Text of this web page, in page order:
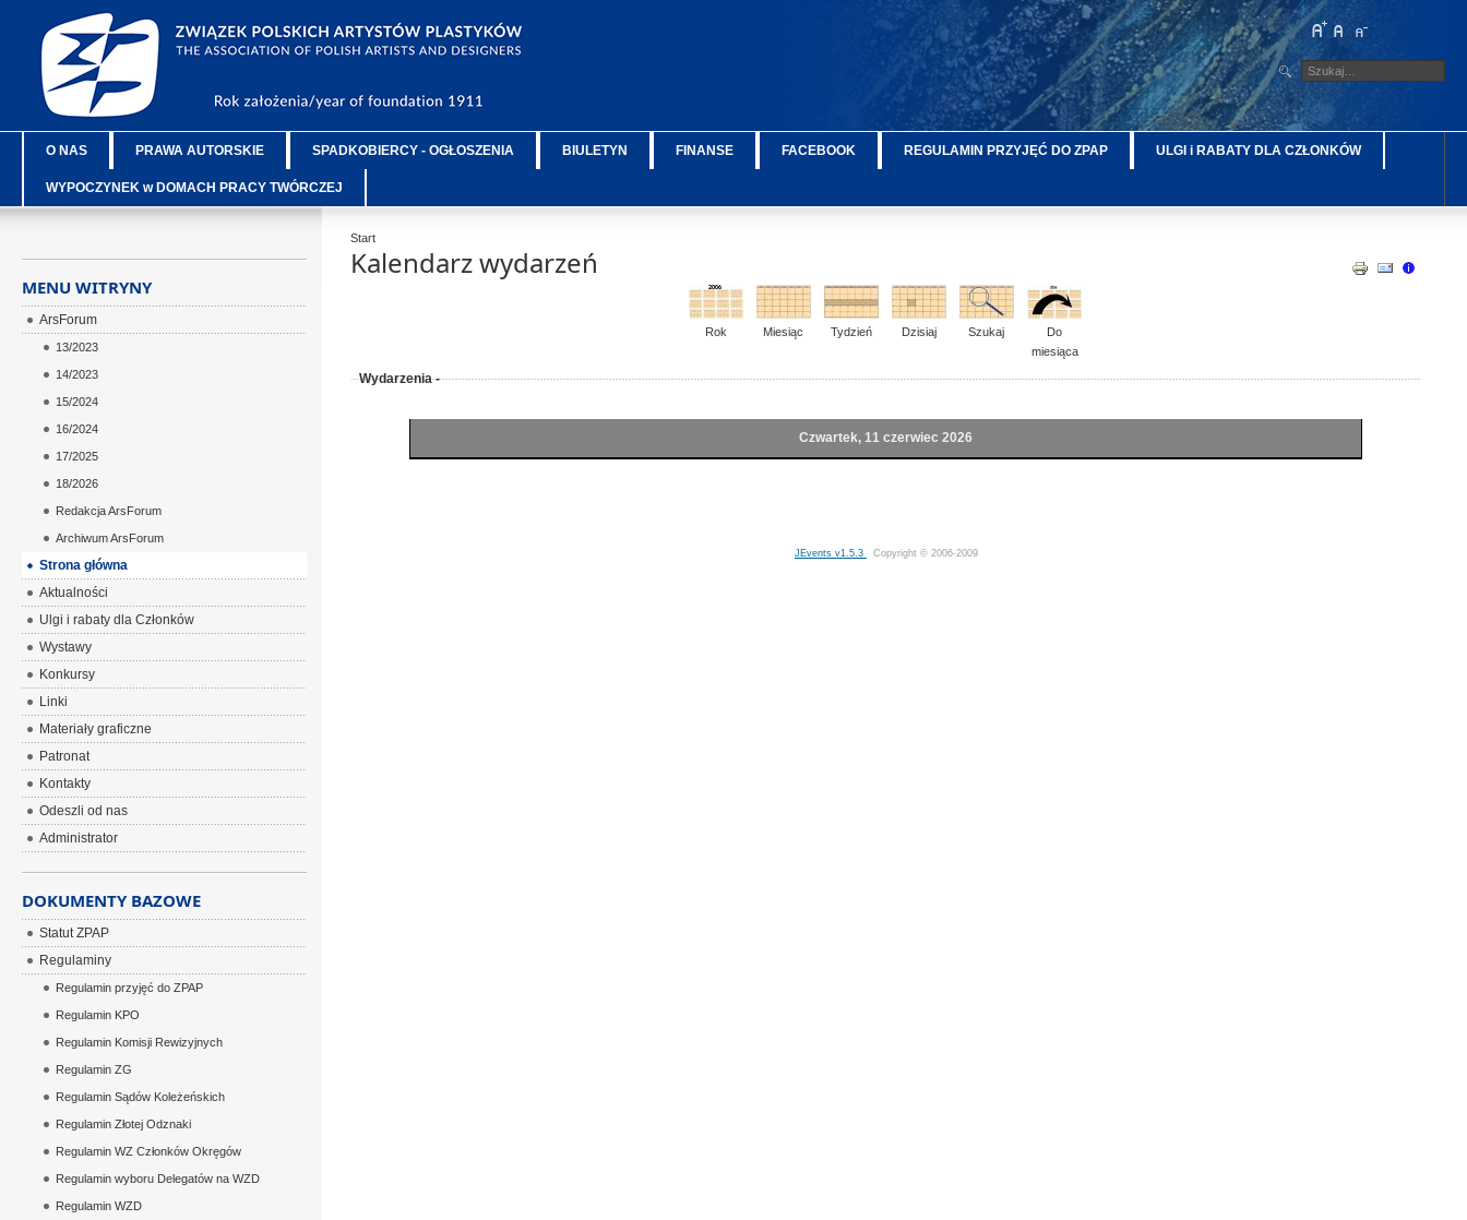
O NAS PRAWA AUTORSKIE SPADKOBIERCY - OGŁOSZENIA BIULETYN FINANSE FACEBOOK REGULAMIN PRZYJĘĆ DO ZPAP ULGI i RABATY DLA CZŁONKÓW
WYPOCZYNEK w DOMACH PRACY TWÓRCZEJ
Start
Kalendarz wydarzeń
Rok Miesiąc Tydzień Dzisiaj Szukaj
Do
miesiąca
Wydarzenia -
Czwartek, 11 czerwiec 2026
JEvents v1.5.3 Copyright © 2006-2009
MENU WITRYNY
ArsForum
13/2023
14/2023
15/2024
16/2024
17/2025
18/2026
Redakcja ArsForum
Archiwum ArsForum
Strona główna
Aktualności
Ulgi i rabaty dla Członków
Wystawy
Konkursy
Linki
Materiały graficzne
Patronat
Kontakty
Odeszli od nas
Administrator
DOKUMENTY BAZOWE
Statut ZPAP
Regulaminy
Regulamin przyjęć do ZPAP
Regulamin KPO
Regulamin Komisji Rewizyjnych
Regulamin ZG
Regulamin Sądów Koleżeńskich
Regulamin Złotej Odznaki
Regulamin WZ Członków Okręgów
Regulamin wyboru Delegatów na WZD
Regulamin WZD